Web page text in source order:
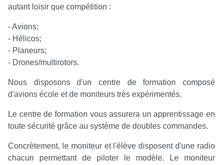
autant loisir que compétition :
- Avions;
- Hélicos;
- Planeurs;
- Drones/multirotors.
Nous disposons d'un centre de formation composé
d'avions école et de moniteurs très expérimentés.
Le centre de formation vous assurera un apprentissage en
toute sécurité grâce au système de doubles commandes.
Concrètement, le moniteur et l'élève disposent d'une radio
chacun permettant de piloter le modèle. Le moniteur